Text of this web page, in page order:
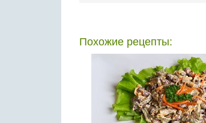
Похожие рецепты: